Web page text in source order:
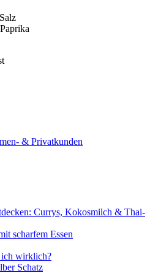
& Privatkunden
Currys, Kokosmilch & Thai-
scharfem Essen
ich wirklich?
Schatz